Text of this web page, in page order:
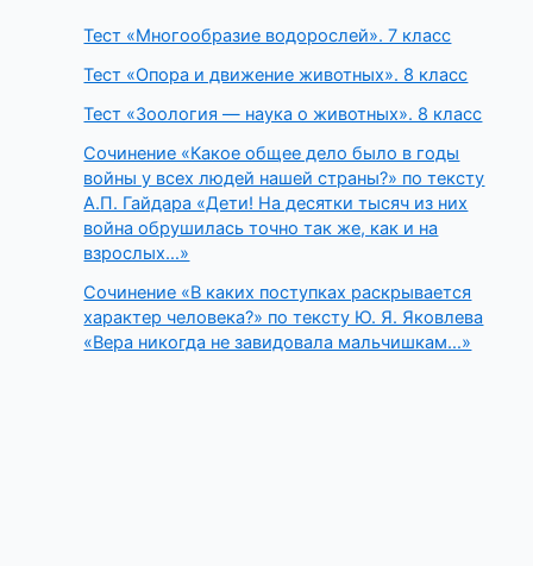
Тест «Многообразие водорослей». 7 класс
Тест «Опора и движение животных». 8 класс
Тест «Зоология — наука о животных». 8 класс
Сочинение «Какое общее дело было в годы
войны у всех людей нашей страны?» по тексту
А.П. Гайдара «Дети! На десятки тысяч из них
война обрушилась точно так же, как и на
взрослых…»
Сочинение «В каких поступках раскрывается
характер человека?» по тексту Ю. Я. Яковлева
«Вера никогда не завидовала мальчишкам…»